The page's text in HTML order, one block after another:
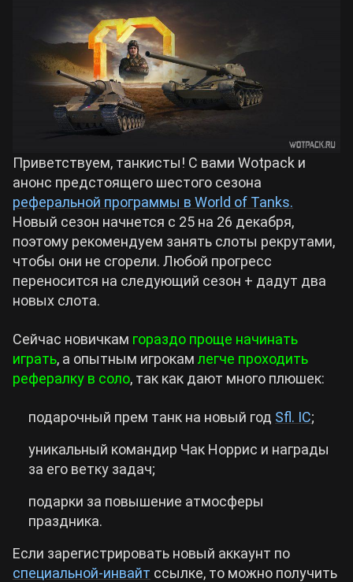
Crimson Desert
Zenless Zone Zero
Path of Exile 2
Wuthering Waves
Roblox
Hogwarts Legacy
Cyberpunk 2077
Билды Arknights: Endfield
Билды Wuthering Waves
Билды Cyberpunk 2077
Билды Path of Exile 2
Приветствуем, танкисты! С вами Wotpack и
анонс предстоящего шестого сезона
реферальной программы в World of Tanks.
Новый сезон начнется с 25 на 26 декабря,
поэтому рекомендуем занять слоты рекрутами,
чтобы они не сгорели. Любой прогресс
переносится на следующий сезон + дадут два
новых слота.
Сейчас новичкам гораздо проще начинать
играть, а опытным игрокам легче проходить
рефералку в соло, так как дают много плюшек:
подарочный прем танк на новый год Sfl. IC;
уникальный командир Чак Норрис и награды
за его ветку задач;
подарки за повышение атмосферы
праздника.
Если зарегистрировать новый аккаунт по
специальной-инвайт ссылке, то можно получить